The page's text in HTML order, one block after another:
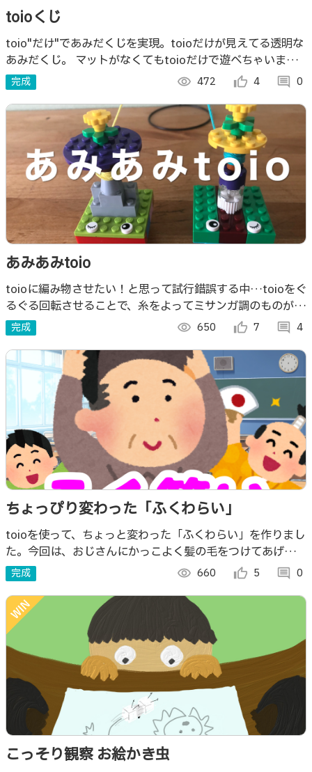
toioくじ
toio"だけ"であみだくじを実現。toioだけが見えてる透明な
あみだくじ。 マットがなくてもtoioだけで遊べちゃいま
す！ 現行バージョンは5人プレイを想定。一人上手の方は独
りで遊べます。
完成 visibility 472 thumb_up_alt 4 comment 0
あみあみtoio
toioに編み物させたい！と思って試行錯誤する中…toioをぐ
るぐる回転させることで、糸をよってミサンガ調のものがラ
クラク出来るモノを作りました。
完成 visibility 650 thumb_up_alt 7 comment 4
ちょっぴり変わった「ふくわらい」
toioを使って、ちょっと変わった「ふくわらい」を作りまし
た。今回は、おじさんにかっこよく髪の毛をつけてあげま
す。正しい位置に近い人（スコアが小さい数）が勝ちになり
ます。
完成 visibility 660 thumb_up_alt 5 comment 0
こっそり観察 お絵かき虫